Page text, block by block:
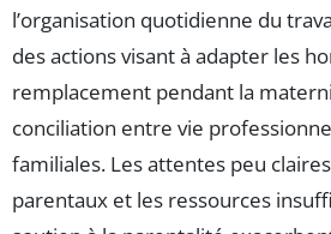
l’organisation quotidienne du
des actions visant à adapter les
remplacement pendant la
conciliation entre vie
familiales. Les attentes peu
parentaux et les ressources